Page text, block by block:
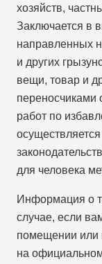
хозяйств,
Заключается в
направленных
и других
вещи, товар и
работ по
для человека
Информация о
случае, если
помещении или
на